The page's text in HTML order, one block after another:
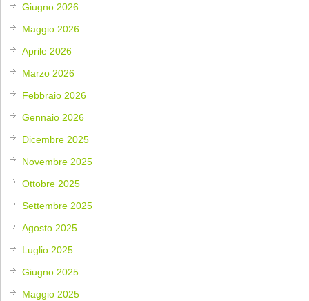
Giugno 2026
Maggio 2026
Aprile 2026
Marzo 2026
Febbraio 2026
Gennaio 2026
Dicembre 2025
Novembre 2025
Ottobre 2025
Settembre 2025
Agosto 2025
Luglio 2025
Giugno 2025
Maggio 2025